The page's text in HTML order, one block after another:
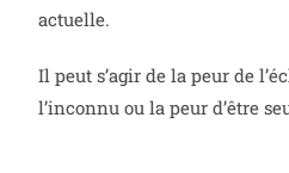
actuelle.
Il peut s’agir de la peur de
l’inconnu ou la peur d’être